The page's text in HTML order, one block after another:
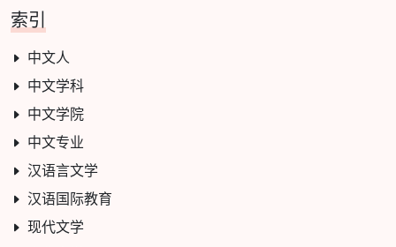
索引
中文人
中文学科
中文学院
中文专业
汉语言文学
汉语国际教育
现代文学